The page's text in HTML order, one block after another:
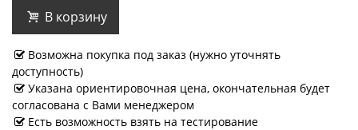
В корзину
Возможна покупка под заказ (нужно уточнять
доступность)
Указана ориентировочная цена, окончательная будет
согласована с Вами менеджером
Есть возможность взять на тестирование